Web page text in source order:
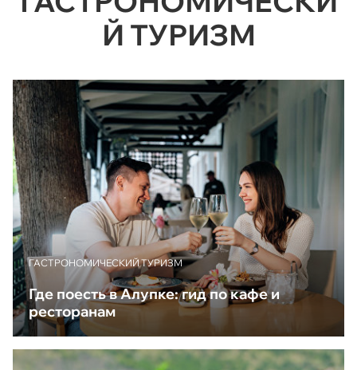
Й ТУРИЗМ
ГАСТРОНОМИЧЕСКИЙ ТУРИЗМ
Где поесть в Алупке: гид по кафе и
ресторанам